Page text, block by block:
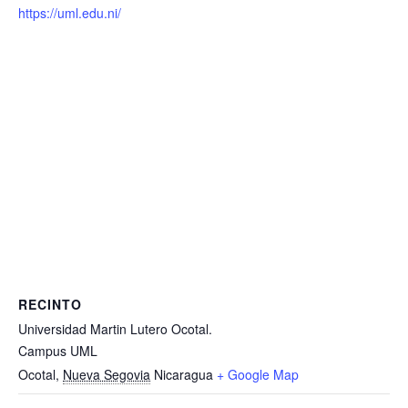
https://uml.edu.ni/
RECINTO
Universidad Martin Lutero Ocotal.
Campus UML
Ocotal, Nueva Segovia Nicaragua + Google Map